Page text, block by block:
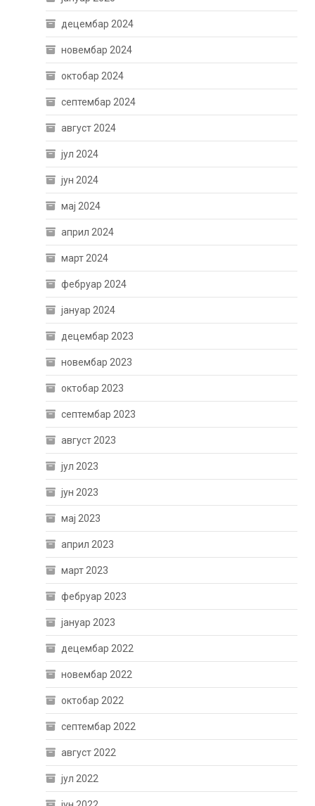
децембар 2024
новембар 2024
октобар 2024
септембар 2024
август 2024
јул 2024
јун 2024
мај 2024
април 2024
март 2024
фебруар 2024
јануар 2024
децембар 2023
новембар 2023
октобар 2023
септембар 2023
август 2023
јул 2023
јун 2023
мај 2023
април 2023
март 2023
фебруар 2023
јануар 2023
децембар 2022
новембар 2022
октобар 2022
септембар 2022
август 2022
јул 2022